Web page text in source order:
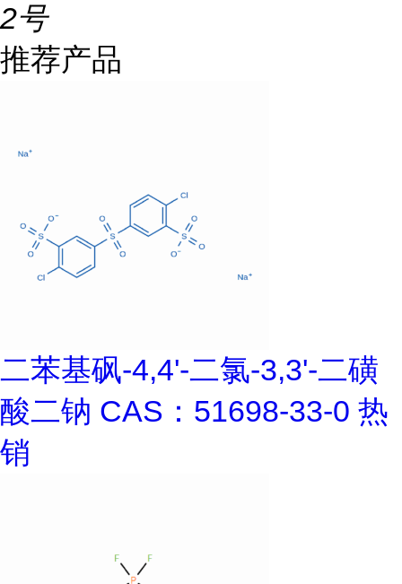
2号
推荐产品
二苯基砜-4,4'-二氯-3,3'-二磺
酸二钠 CAS：51698-33-0 热
销